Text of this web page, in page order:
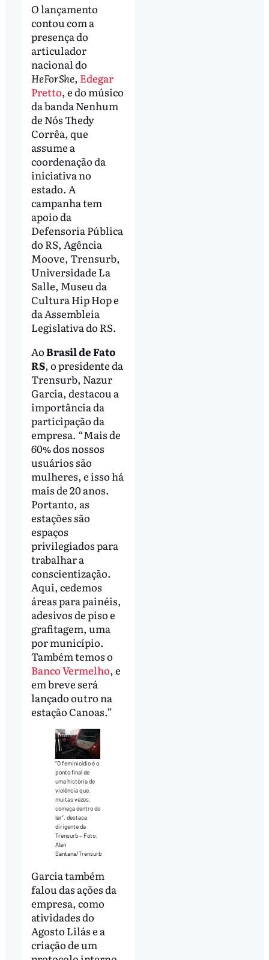
O lançamento
contou com a
presença do
articulador
nacional do
HeForShe, Edegar
Pretto, e do músico
da banda Nenhum
de Nós Thedy
Corrêa, que
assume a
coordenação da
iniciativa no
estado. A
campanha tem
apoio da
Defensoria Pública
do RS, Agência
Moove, Trensurb,
Universidade La
Salle, Museu da
Cultura Hip Hop e
da Assembleia
Legislativa do RS.
AoBrasil de Fato
RS, o presidente da
Trensurb, Nazur
Garcia, destacou a
importância da
participação da
empresa. “Mais de
60% dos nossos
usuários são
mulheres, e isso há
mais de 20 anos.
Portanto, as
estações são
espaços
privilegiados para
trabalhar a
conscientização.
Aqui, cedemos
áreas para painéis,
adesivos de piso e
grafitagem, uma
por município.
Também temos o
Banco Vermelho, e
em breve será
lançado outro na
estação Canoas.”
“O feminicídio é o
ponto final de
uma história de
violência que,
muitas vezes,
começa dentro do
lar”, destaca
dirigente da
Trensurb – Foto:
Alan
Santana/Trensurb
Garcia também
falou das ações da
empresa, como
atividades do
Agosto Lilás e a
criação de um